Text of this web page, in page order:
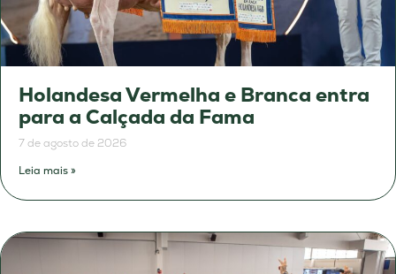
Holandesa Vermelha e Branca entra
para a Calçada da Fama
7 de agosto de 2026
Leia mais »